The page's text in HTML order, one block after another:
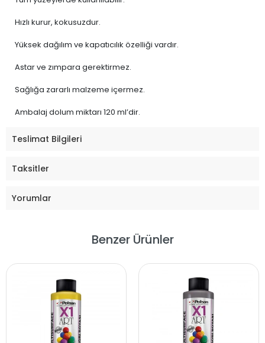
Hızlı kurur, kokusuzdur.
Yüksek dağılım ve kapatıcılık özelliği vardır.
Astar ve zımpara gerektirmez.
Sağlığa zararlı malzeme içermez.
Ambalaj dolum miktarı 120 ml’dir.
Teslimat Bilgileri
Taksitler
Yorumlar
Benzer Ürünler